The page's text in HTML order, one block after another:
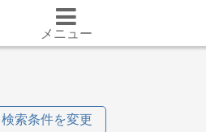
メニュー
検索条件を変更